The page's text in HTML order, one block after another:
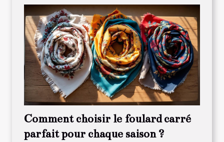
Comment choisir le foulard carré
parfait pour chaque saison ?